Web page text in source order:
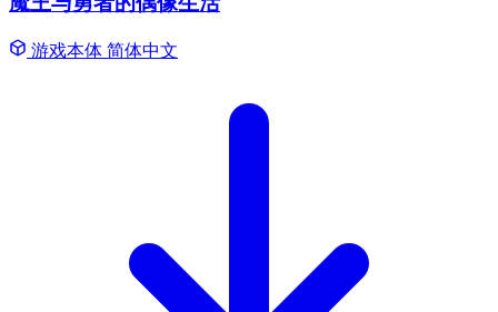
游戏本体 简体中文